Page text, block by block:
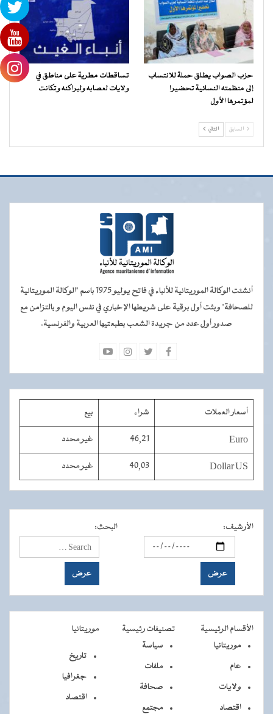
حزب الصواب يطلق حملة للانتساب
إلى منظمته النسائية تحضيرا
لمؤتمرها الأول
تساقطات مطرية على مناطق في
ولايات لعصابه ولبراكنه وتكانت
السابق التالي
أنشئت الوكالة الموريتانية للأنباء في فاتح يوليو 1975 باسم "الوكالة الموريتانية
للصحافة" وبثت أول برقية على شريطها الإخباري في نفس اليوم و بالتزامن مع
صدور أول عدد من جريدة الشعب بطبعتيها العربية والفرنسية.
أسعار العملات شراء بيع
Euro
46,21 غير محدد
Dollar US
40,03 غير محدد
الأرشيف: البحث:
الأقسام الرئيسية تصنيفات رئيسية
موريتانيا
موريتانيا
عام
ولايات
اقتصاد
سياسة
ملفات
صحافة
مجتمع
تاريخ
جغرافيا
اقتصاد